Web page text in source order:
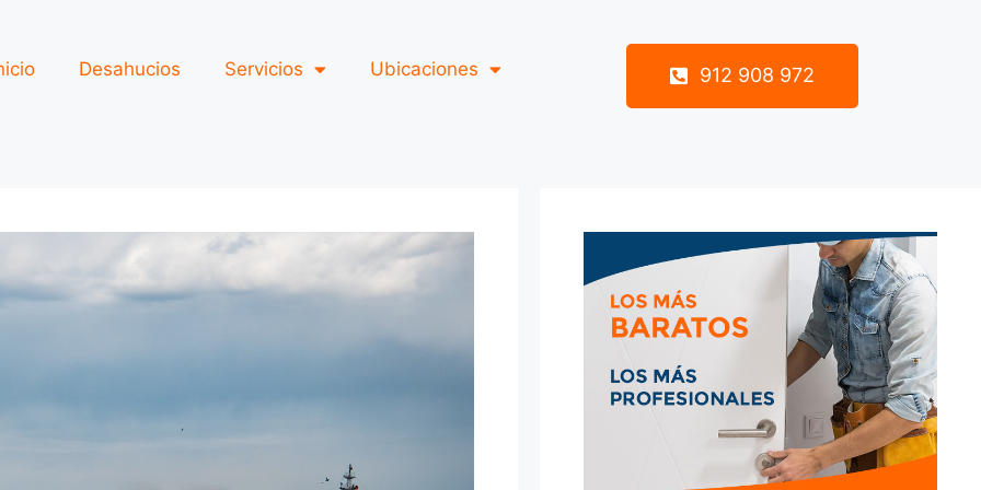
Desahucios Servicios Ubicaciones 912 908 972